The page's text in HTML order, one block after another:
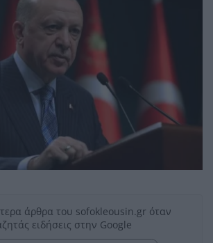
άρθρα του sofokleousin.gr όταν
ειδήσεις στην Google